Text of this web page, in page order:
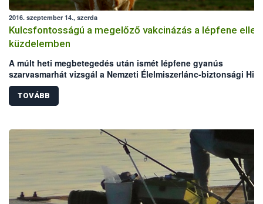
2016. szeptember 14., szerda
Kulcsfontosságú a megelőző vakcinázás a lépfene elleni
küzdelemben
A múlt heti megbetegedés után ismét lépfene gyanús
szarvasmarhát vizsgál a Nemzeti Élelmiszerlánc-biztonsági
(NÉBIH) laboratóriuma. Mindkét eset Békés megyei, legelőn
szarvasmarha állományokat érint. Bár az elmúlt években
állategészségügyi intézkedéseknek köszönhetően
azonban a hazai kérődző állomány védelme érdekében
kiemelten fontos a körültekintő gondoskodás és a megelőzést
szolgáló vakcinázás az állattartók részéről.
TOVÁBB